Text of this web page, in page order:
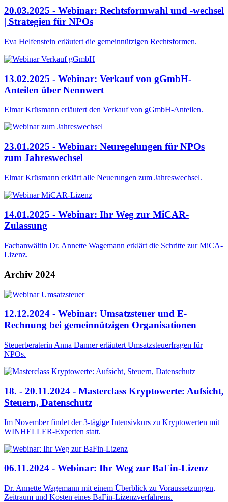
20.03.2025 - Webinar: Rechtsformwahl und -wechsel
| Strategien für NPOs
Eva Helfenstein erläutert die gemeinnützigen Rechtsformen.
13.02.2025 - Webinar: Verkauf von gGmbH-
Anteilen über Nennwert
Elmar Krüsmann erläutert den Verkauf von gGmbH-Anteilen.
23.01.2025 - Webinar: Neuregelungen für NPOs
zum Jahreswechsel
Elmar Krüsmann erklärt alle Neuerungen zum Jahreswechsel.
14.01.2025 - Webinar: Ihr Weg zur MiCAR-
Zulassung
Fachanwältin Dr. Annette Wagemann erklärt die Schritte zur MiCA-
Lizenz.
Archiv 2024
12.12.2024 - Webinar: Umsatzsteuer und E-
Rechnung bei gemeinnützigen Organisationen
Steuerberaterin Anna Danner erläutert Umsatzsteuerfragen für
NPOs.
18. - 20.11.2024 - Masterclass Kryptowerte: Aufsicht,
Steuern, Datenschutz
Im November findet der 3-tägige Intensivkurs zu Kryptowerten mit
WINHELLER-Experten statt.
06.11.2024 - Webinar: Ihr Weg zur BaFin-Lizenz
Dr. Annette Wagemann mit einem Überblick zu Voraussetzungen,
Zeitraum und Kosten eines BaFin-Lizenzverfahrens.